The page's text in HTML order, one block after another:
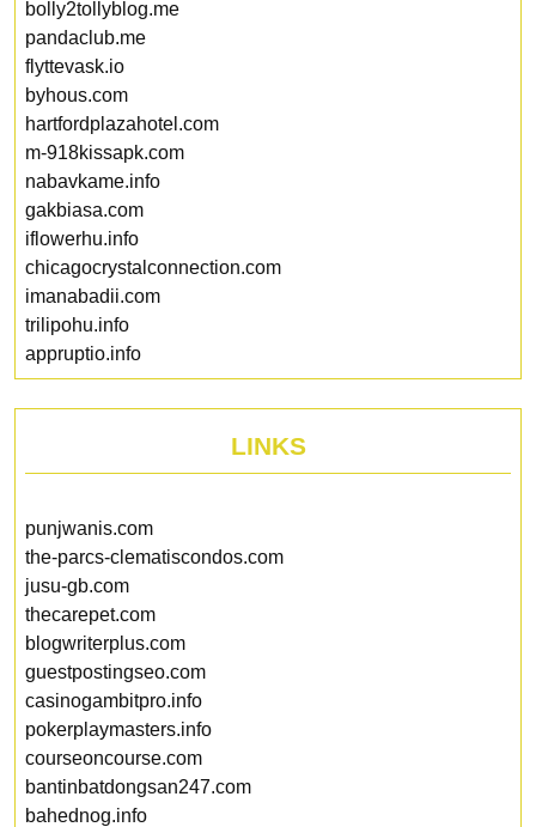
bolly2tollyblog.me
pandaclub.me
flyttevask.io
byhous.com
hartfordplazahotel.com
m-918kissapk.com
nabavkame.info
gakbiasa.com
iflowerhu.info
chicagocrystalconnection.com
imanabadii.com
trilipohu.info
appruptio.info
LINKS
punjwanis.com
the-parcs-clematiscondos.com
jusu-gb.com
thecarepet.com
blogwriterplus.com
guestpostingseo.com
casinogambitpro.info
pokerplaymasters.info
courseoncourse.com
bantinbatdongsan247.com
bahednog.info